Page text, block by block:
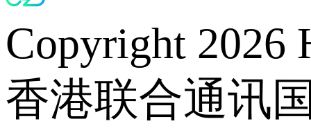
Copyright 2026
香港联合通讯